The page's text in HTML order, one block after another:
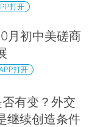
打开
月初中美磋商
打开
有变？外交
继续创造条件